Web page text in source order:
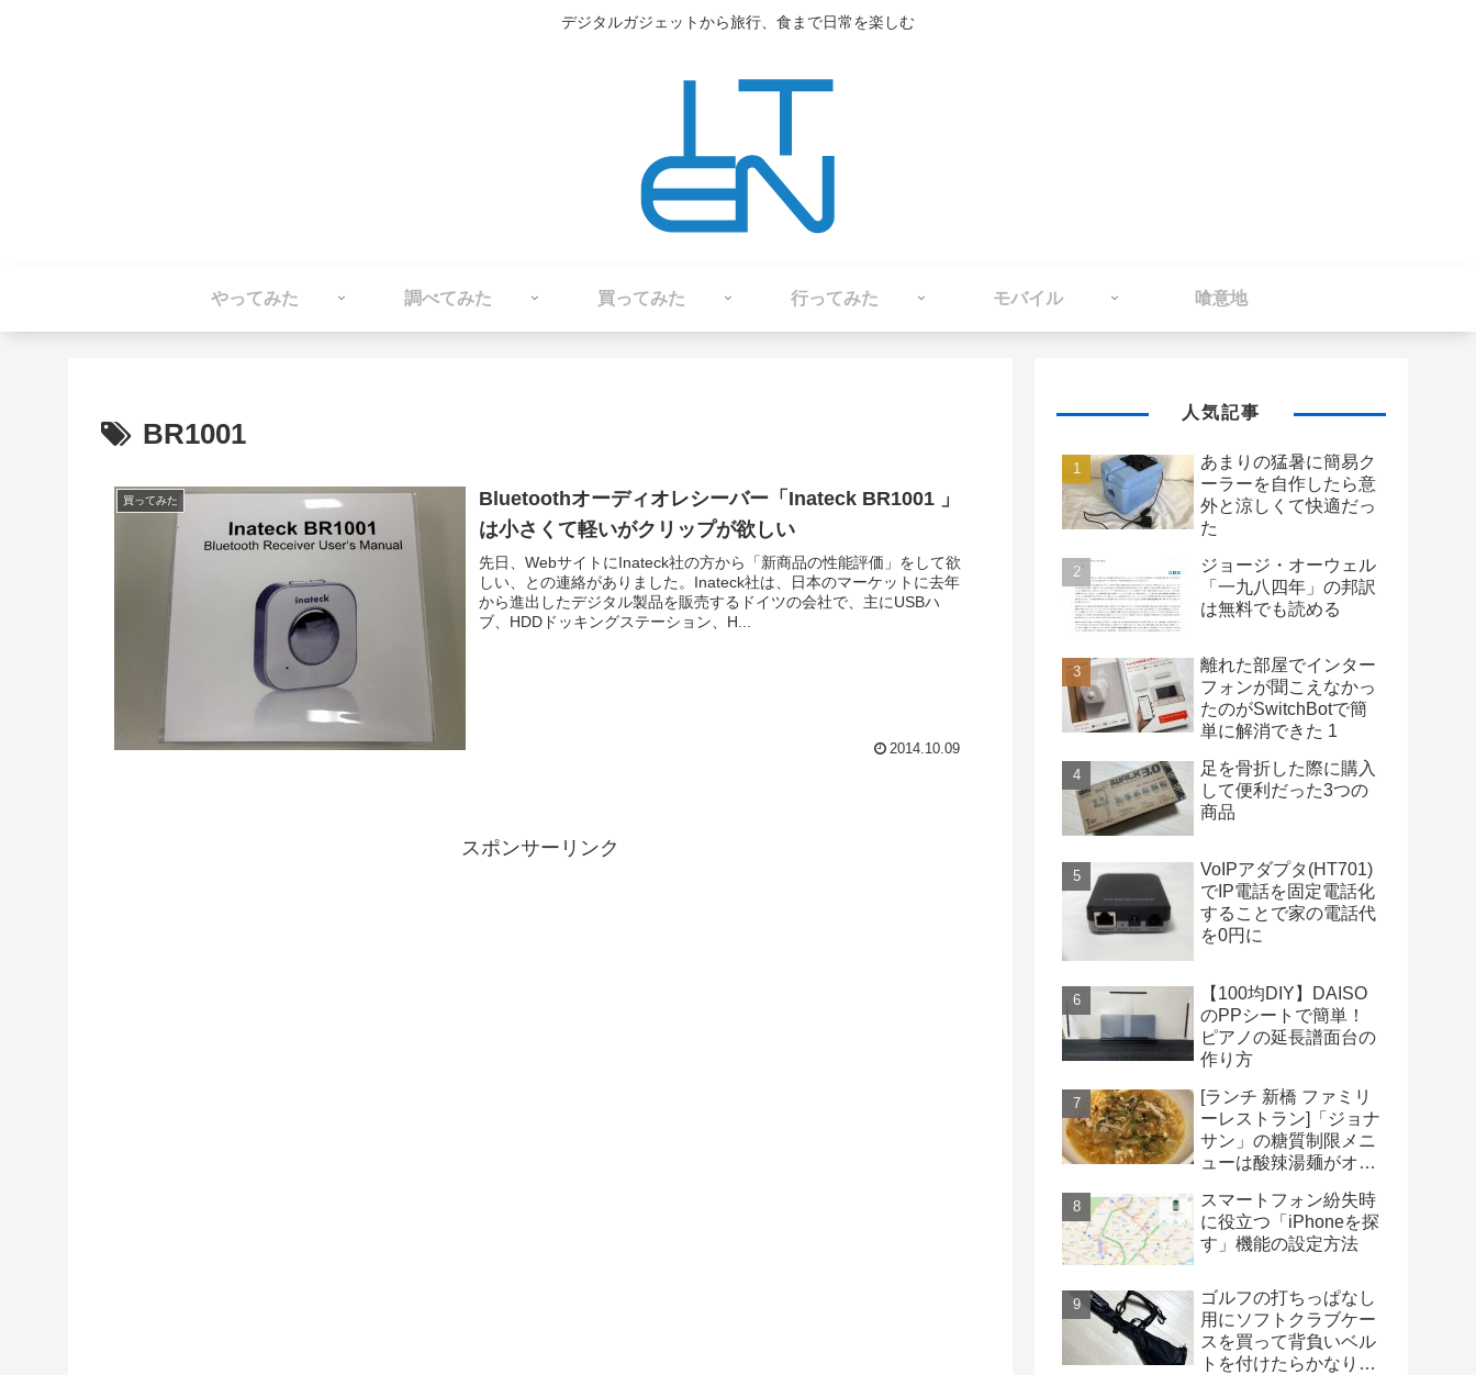
デジタルガジェットから旅行、食まで日常を楽しむ
やってみた 調べてみた 買ってみた 行ってみた モバイル 喰意地
BR1001
買ってみた
Bluetoothオーディオレシーバー「Inateck BR1001 」
は小さくて軽いがクリップが欲しい
先日、WebサイトにInateck社の方から「新商品の性能評価」をして欲
しい、との連絡がありました。Inateck社は、日本のマーケットに去年
から進出したデジタル製品を販売するドイツの会社で、主にUSBハ
ブ、HDDドッキングステーション、H...
2014.10.09
スポンサーリンク
人気記事
あまりの猛暑に簡易ク
ーラーを自作したら意
外と涼しくて快適だっ
た
ジョージ・オーウェル
「一九八四年」の邦訳
は無料でも読める
離れた部屋でインター
フォンが聞こえなかっ
たのがSwitchBotで簡
単に解消できた 1
足を骨折した際に購入
して便利だった3つの
商品
VoIPアダプタ(HT701)
でIP電話を固定電話化
することで家の電話代
を0円に
【100均DIY】DAISO
のPPシートで簡単！
ピアノの延長譜面台の
作り方
[ランチ 新橋 ファミリ
ーレストラン]「ジョナ
サン」の糖質制限メニ
ューは酸辣湯麺がオス
スマートフォン紛失時
に役立つ「iPhoneを探
す」機能の設定方法
ゴルフの打ちっぱなし
用にソフトクラブケー
スを買って背負いベル
トを付けたらかなり快